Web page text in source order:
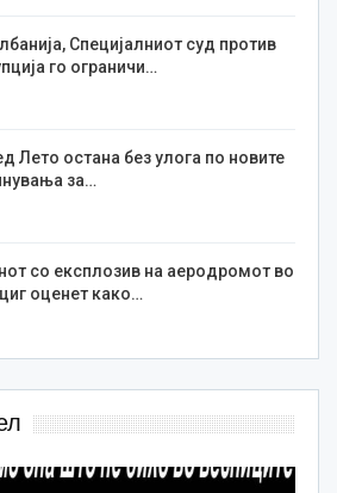
Специјалниот суд против
го ограничи…
Лето остана без улога по новите
за…
со експлозив на аеродромот во
оценет како…